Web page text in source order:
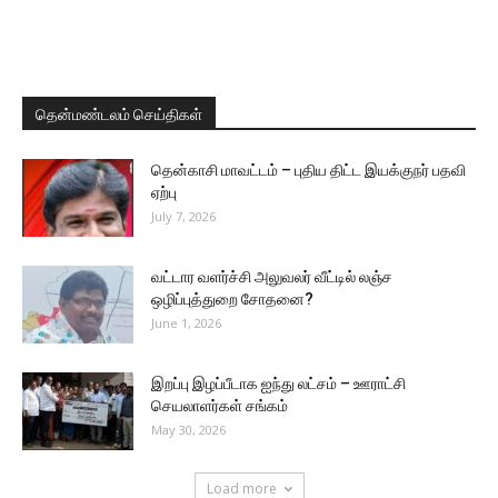
தென்மண்டலம் செய்திகள்
தென்காசி மாவட்டம் – புதிய திட்ட இயக்குநர் பதவி
ஏற்பு
July 7, 2026
வட்டார வளர்ச்சி அலுவலர் வீட்டில் லஞ்ச
ஒழிப்புத்துறை சோதனை?
June 1, 2026
இறப்பு இழப்பீடாக ஐந்து லட்சம் – ஊராட்சி
செயலாளர்கள் சங்கம்
May 30, 2026
Load more